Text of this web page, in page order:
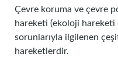
Çevre koruma ve çevre
hareketi (ekoloji
sorunlarıyla ilgilenen
hareketlerdir.